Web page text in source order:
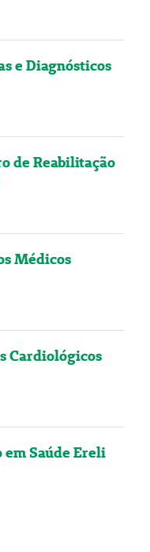
e Diagnósticos
de Reabilitação
Médicos
Cardiológicos
em Saúde Ereli